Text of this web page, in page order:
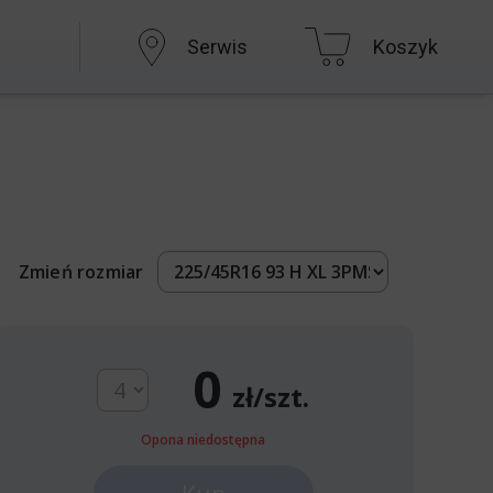
Serwis Koszyk
Zmień rozmiar
0 zł/szt.
Opona niedostępna